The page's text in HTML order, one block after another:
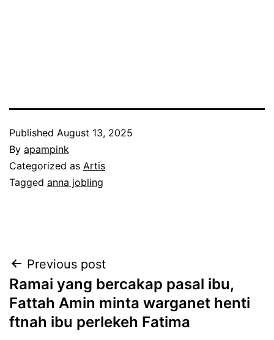
Published August 13, 2025
By apampink
Categorized as Artis
Tagged anna jobling
Post
navigation
Previous post
Ramai yang bercakap pasal ibu,
Fattah Amin minta warganet henti
ftnah ibu perlekeh Fatima